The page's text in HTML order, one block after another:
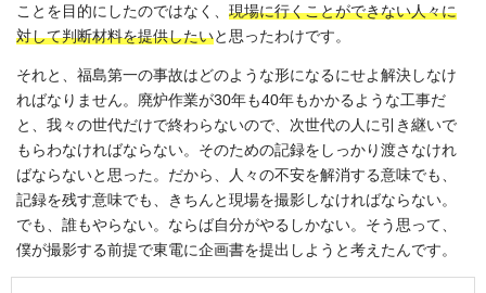
ことを目的にしたのではなく、 現場に行くことができない人々に
対して判断材料を提供したいと思ったわけです。
それと、福島第一の事故はどのような形になるにせよ解決しなけ
ればなりません。廃炉作業が30年も40年もかかるような工事だ
と、我々の世代だけで終わらないので、次世代の人に引き継いで
もらわなければならない。そのための記録をしっかり渡さなけれ
ばならないと思った。だから、人々の不安を解消する意味でも、
記録を残す意味でも、きちんと現場を撮影しなければならない。
でも、誰もやらない。ならば自分がやるしかない。そう思って、
僕が撮影する前提で東電に企画書を提出しようと考えたんです。